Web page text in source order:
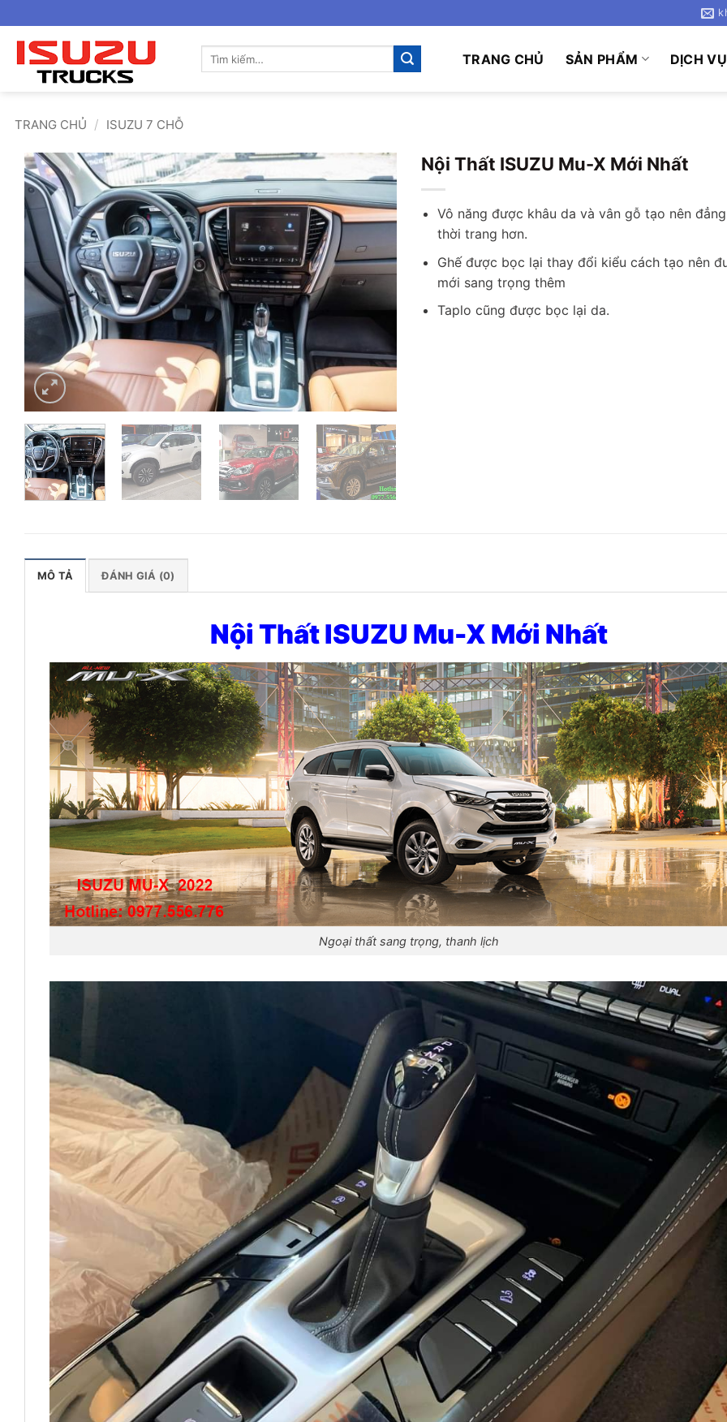
qua
dung
Tìm
TRANG CHỦ SẢN PHẨM DỊCH VỤ
TRANG CHỦ / ISUZU 7 CHỖ
Nội Thất ISUZU Mu-X Mới Nhất
Vô năng được khâu da và vân gỗ tạo nên
thời trang hơn.
Ghế được bọc lại thay đổi kiểu cách tạo nên
mới sang trọng thêm
Taplo cũng được bọc lại da.
MÔ TẢ ĐÁNH GIÁ (0)
Nội Thất ISUZU Mu-X Mới Nhất
Ngoại thất sang trọng, thanh lịch